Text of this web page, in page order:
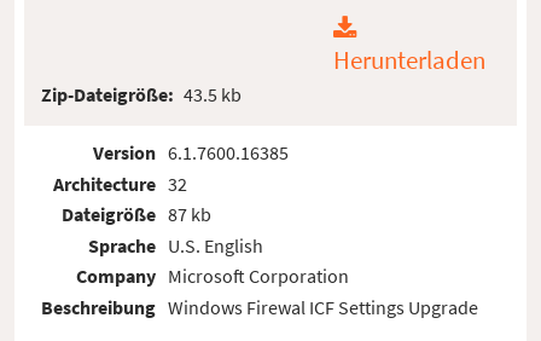
Herunterladen
Zip-Dateigröße: 43.5 kb
Version
Architecture
Dateigröße
Sprache
Company
Beschreibung
6.1.7600.16385
32
87 kb
U.S. English
Microsoft Corporation
Windows Firewal ICF Settings Upgrade